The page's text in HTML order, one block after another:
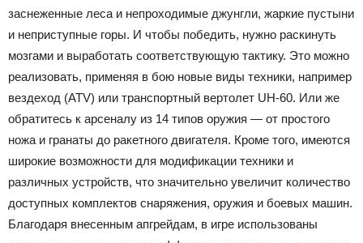
заснеженные леса и непроходимые джунгли, жаркие пустыни
и неприступные горы. И чтобы победить, нужно раскинуть
мозгами и выработать соответствующую тактику. Это можно
реализовать, применяя в бою новые виды техники, например
вездеход (ATV) или транспортный вертолет UH-60. Или же
обратитесь к арсеналу из 14 типов оружия — от простого
ножа и гранаты до ракетного двигателя. Кроме того, имеются
широкие возможности для модификации техники и
различных устройств, что значительно увеличит количество
доступных комплектов снаряжения, оружия и боевых машин.
Благодаря внесенным апгрейдам, в игре использованы